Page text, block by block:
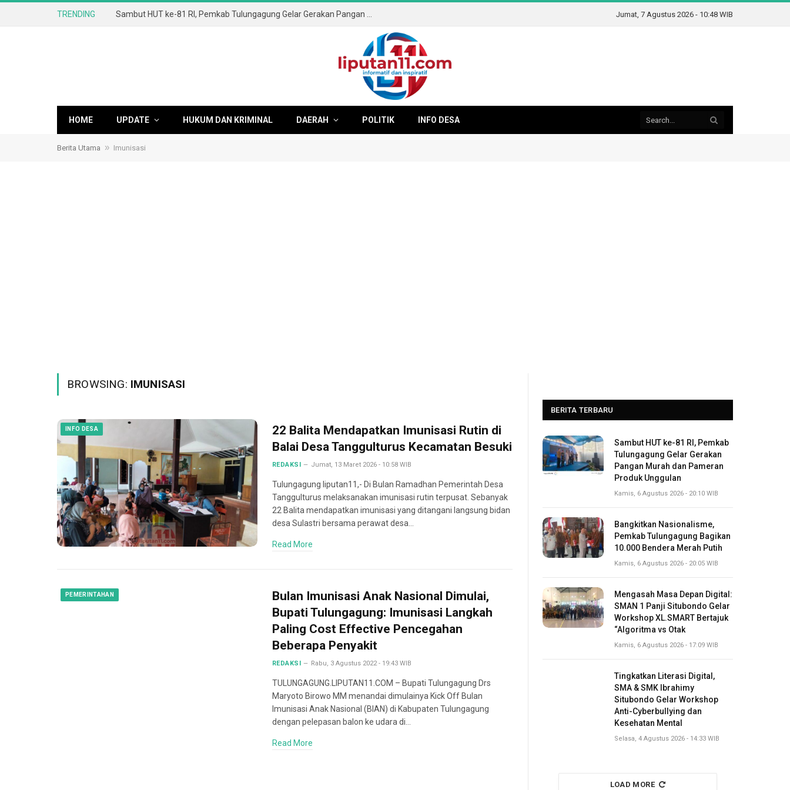
TRENDING Jumat, 7 Agustus 2026 - 10:48 WIB
HOME UPDATE HUKUM DAN KRIMINAL DAERAH POLITIK INFO DESA
Berita Utama » Imunisasi
BROWSING: IMUNISASI
INFO DESA
22 Balita Mendapatkan Imunisasi Rutin di
Balai Desa Tanggulturus Kecamatan Besuki
REDAKSI Jumat, 13 Maret 2026 - 10:58 WIB
Tulungagung liputan11,- Di Bulan Ramadhan Pemerintah Desa
Tanggulturus melaksanakan imunisasi rutin terpusat. Sebanyak
22 Balita mendapatkan imunisasi yang ditangani langsung bidan
desa Sulastri bersama perawat desa…
Read More
PEMERINTAHAN
Bulan Imunisasi Anak Nasional Dimulai,
Bupati Tulungagung: Imunisasi Langkah
Paling Cost Effective Pencegahan
Beberapa Penyakit
REDAKSI Rabu, 3 Agustus 2022 - 19:43 WIB
TULUNGAGUNG.LIPUTAN11.COM – Bupati Tulungagung Drs
Maryoto Birowo MM menandai dimulainya Kick Off Bulan
Imunisasi Anak Nasional (BIAN) di Kabupaten Tulungagung
dengan pelepasan balon ke udara di…
Read More
BERITA TERBARU
Sambut HUT ke-81 RI, Pemkab
Tulungagung Gelar Gerakan
Pangan Murah dan Pameran
Produk Unggulan
Kamis, 6 Agustus 2026 - 20:10 WIB
Bangkitkan Nasionalisme,
Pemkab Tulungagung Bagikan
10.000 Bendera Merah Putih
Kamis, 6 Agustus 2026 - 20:05 WIB
Mengasah Masa Depan Digital:
SMAN 1 Panji Situbondo Gelar
Workshop XL.SMART Bertajuk
“Algoritma vs Otak
Kamis, 6 Agustus 2026 - 17:09 WIB
Tingkatkan Literasi Digital,
SMA & SMK Ibrahimy
Situbondo Gelar Workshop
Anti-Cyberbullying dan
Kesehatan Mental
Selasa, 4 Agustus 2026 - 14:33 WIB
LOAD MORE